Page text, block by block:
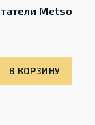
Metso
В КОРЗИНУ